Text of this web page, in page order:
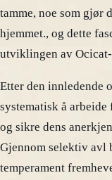
tamme, noe som gjør
hjemmet., og dette
utviklingen av Ocicat-
Etter den innledende
systematisk å
og sikre dens
Gjennom selektiv avl
temperament